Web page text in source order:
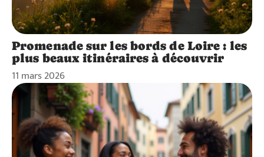
Promenade sur les bords de Loire : les
plus beaux itinéraires à découvrir
11 mars 2026